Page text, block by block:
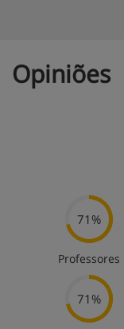
Opiniões
71%
Professores
71%